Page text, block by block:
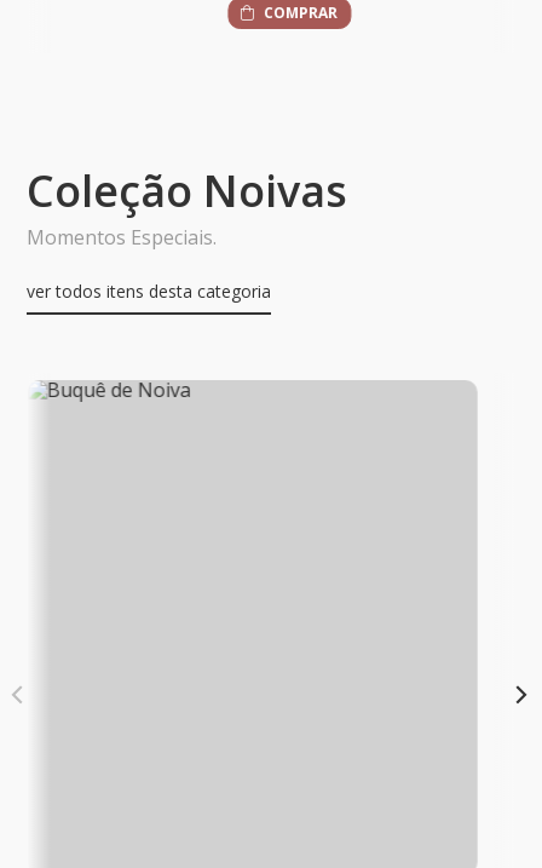
COMPRAR
Coleção Noivas
Momentos Especiais.
ver todos itens desta categoria